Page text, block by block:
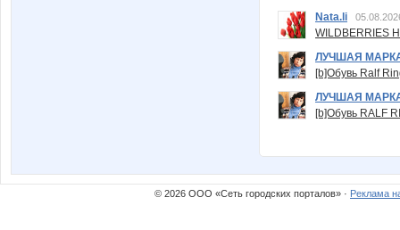
Nata.li
ЛУЧШАЯ
[b]Обувь Ralf
ЛУЧШАЯ
[b]Обувь RALF
© 2026 ООО «Сеть городских порталов» · Реклама